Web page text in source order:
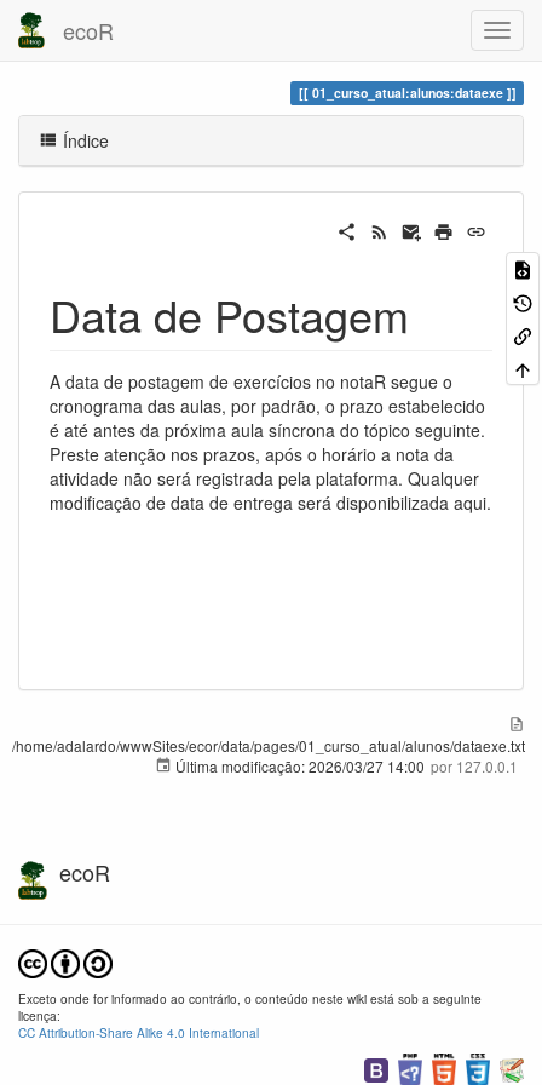
ecoR
01_curso_atual:alunos:dataexe
Índice
Data de Postagem
A data de postagem de exercícios no notaR segue o
cronograma das aulas, por padrão, o prazo estabelecido
é até antes da próxima aula síncrona do tópico seguinte.
Preste atenção nos prazos, após o horário a nota da
atividade não será registrada pela plataforma. Qualquer
modificação de data de entrega será disponibilizada aqui.
/home/adalardo/wwwSites/ecor/data/pages/01_curso_atual/alunos/dataexe.txt
Última modificação:2026/03/27 14:00 por 127.0.0.1
ecoR
Exceto onde for informado ao contrário, o conteúdo neste wiki está sob a seguinte
licença:
CC Attribution-Share Alike 4.0 International